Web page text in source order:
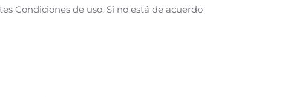
Condiciones de uso. Si no está de acuerdo